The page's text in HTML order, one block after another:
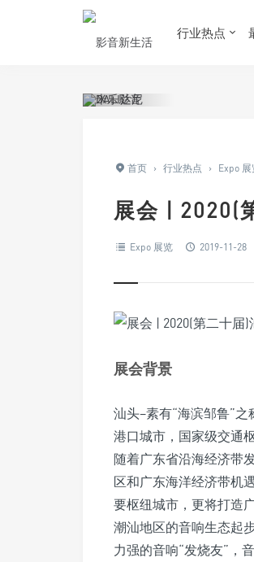
行业热点
首页 › 行业热点 › Expo 展
展会 | 2020(
Expo 展览 2019-11-28
展会背景
汕头–素有“海滨邹鲁”
港口城市，国家级交通
随着广东省沿海经济带
区和广东海洋经济带机
要枢纽城市，更将打造
潮汕地区的音响生态起
力强的音响“发烧友”，